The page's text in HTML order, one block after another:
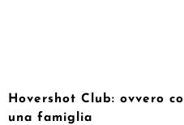
Hovershot Club: ovvero
una famiglia